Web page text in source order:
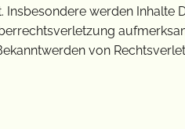
werden Inhalte
von